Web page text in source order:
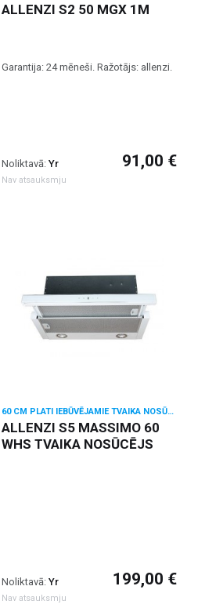
ALLENZI S2 50 MGX 1M
Garantija: 24 mēneši. Ražotājs: allenzi.
Noliktavā: Yr
Nav atsauksmju
91,00 €
60 CM PLATI IEBŪVĒJAMIE TVAIKA NOSŪCĒJI
ALLENZI S5 MASSIMO 60
WHS TVAIKA NOSŪCĒJS
Noliktavā: Yr
Nav atsauksmju
199,00 €